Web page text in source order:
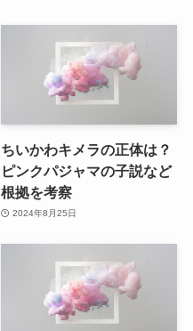
ちいかわキメラの正体は？
ピンクパジャマの子説など
根拠を考察
2024年8月25日